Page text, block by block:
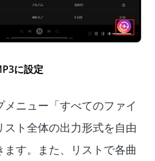
に設定
ニュー「すべてのファイ
ト全体の出力形式を自由
す。また、リストで各曲